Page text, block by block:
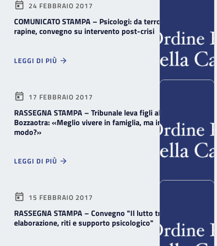
24 FEBBRAIO 2017
COMUNICATO STAMPA – Psicologi: da terrorismo a
rapine, convegno su intervento post-crisi
LEGGI DI PIÙ
17 FEBBRAIO 2017
RASSEGNA STAMPA – Tribunale leva figli al boss,
Bozzaotra: «Meglio vivere in famiglia, ma in che
modo?»
LEGGI DI PIÙ
15 FEBBRAIO 2017
RASSEGNA STAMPA – Convegno "Il lutto tra
elaborazione, riti e supporto psicologico"